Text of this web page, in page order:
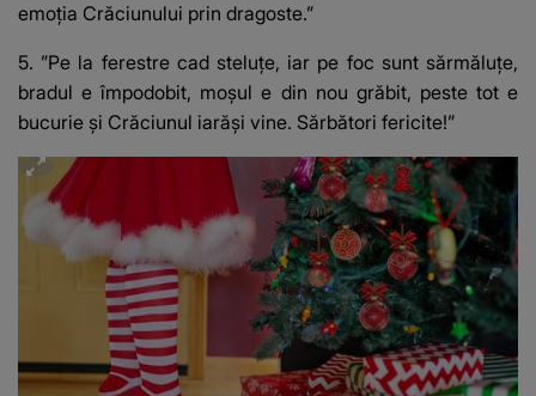
emoția Crăciunului prin dragoste.”
5. ”Pe la ferestre cad steluțe, iar pe foc sunt sărmăluțe,
bradul e împodobit, moșul e din nou grăbit, peste tot e
bucurie și Crăciunul iarăși vine. Sărbători fericite!”